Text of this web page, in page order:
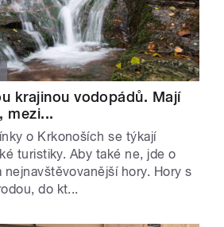
krajinou vodopádů. Mají
mezi...
o Krkonoších se týkají
turistiky. Aby také ne, jde o
nejnavštěvovanější hory. Hory s
do kt...